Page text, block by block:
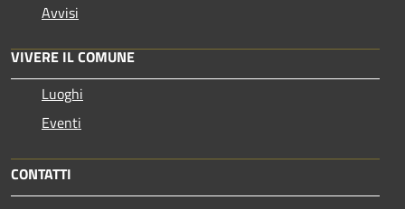
Avvisi
VIVERE IL COMUNE
Luoghi
Eventi
CONTATTI